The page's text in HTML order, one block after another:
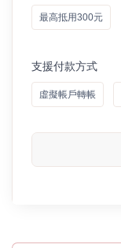
最高抵用300元
支援付款方式
虛擬帳戶轉帳